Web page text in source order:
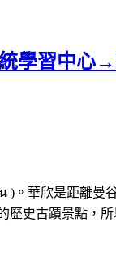
學習中心
。華欣是距離
史古蹟景點，